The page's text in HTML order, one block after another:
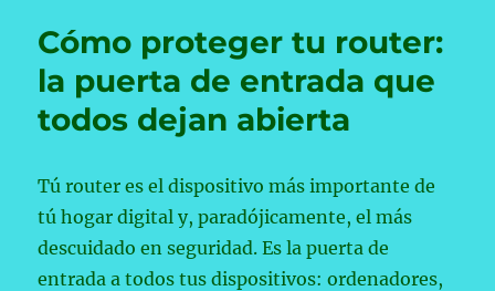
Cómo proteger tu router:
la puerta de entrada que
todos dejan abierta
Tú router es el dispositivo más importante de
tú hogar digital y, paradójicamente, el más
descuidado en seguridad. Es la puerta de
entrada a todos tus dispositivos: ordenadores,